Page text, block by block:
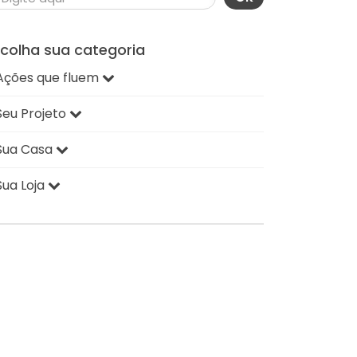
sua categoria
que fluem
Projeto
Casa
Loja